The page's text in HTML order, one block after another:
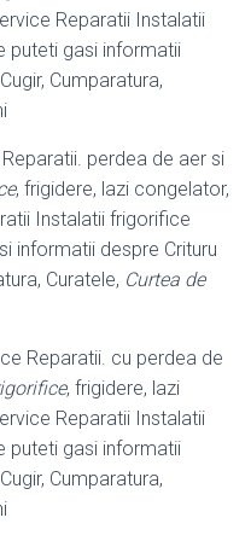
Reparatii Instalatii
puteti gasi informatii
Cumparatura,
perdea de aer si
, frigidere, lazi congelator,
Instalatii frigorifice
informatii despre Crituru
Curatele, Curtea de
Reparatii. cu perdea de
, frigidere, lazi
Reparatii Instalatii
puteti gasi informatii
Cumparatura,